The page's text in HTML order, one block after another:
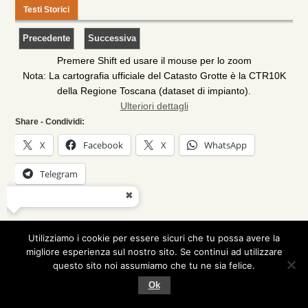
— — Commissione Ambiente
— — Commissione Catasto
— — — Manuali Catasto
— — Commissione Cavità Artificiali
— — Commissione Editoriale
— — — Regolamento Commissione Editoriale
— — — Indirizzario Talp (area Riservata)
— — Commissione Scientifica
— — — Regolamento Commissione Scientifica
— — Commissione Informatica
— — — Regolamento Commissione Informatica
— — Commissione Comunicazione
— — — Regolamento Commissione Comunicazione
Testi Storici
Premere Shift ed usare il mouse per lo zoom
Nota: La cartografia ufficiale del Catasto Grotte è la CTR10K
della Regione Toscana (dataset di impianto).
Ulteriori dettagli
Share - Condividi:
X Facebook X WhatsApp
Telegram
Federazione
Suffusion theme by Sayontan
Utilizziamo i cookie per essere sicuri che tu possa avere la
migliore esperienza sul nostro sito. Se continui ad utilizzare
questo sito noi assumiamo che tu ne sia felice.
Ok